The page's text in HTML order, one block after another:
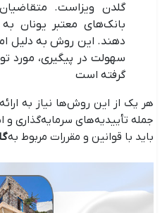
گلدن ویزاست.
بانک‌های معتبر یونان
دهند. این روش به دلیل
سهولت در پیگیری، مورد
گرفته است
هر یک از این روش‌ها نیاز به
جمله تأییدیه‌های سرمایه‌گذاری و
باید با قوانین و مقررات مربوط به